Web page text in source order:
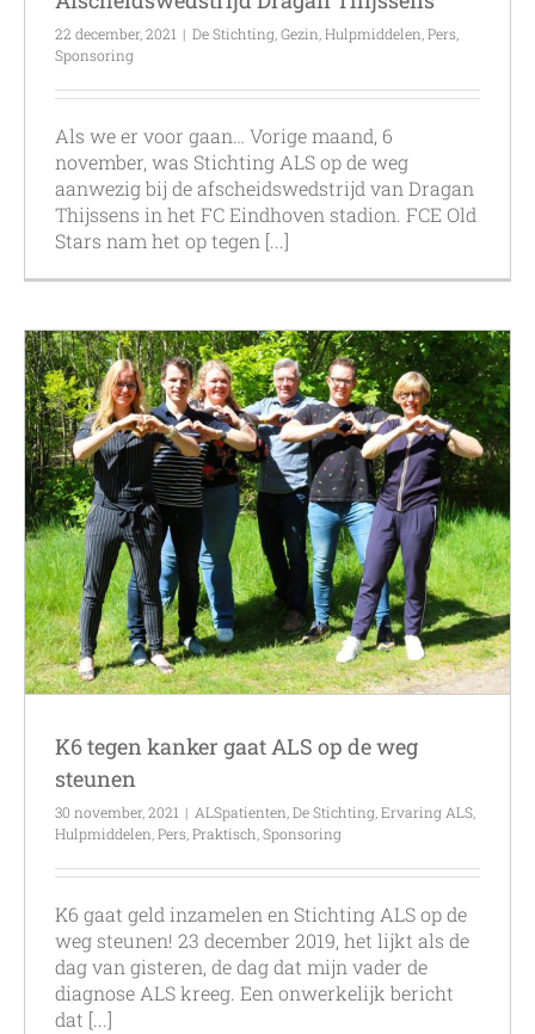
22 december, 2021 | De Stichting Gezin Hulpmiddelen Pers
Sponsoring
Als we er voor gaan… Vorige maand, 6
november, was Stichting ALS op de weg
aanwezig bij de afscheidswedstrijd van Dragan
Thijssens in het FC Eindhoven stadion. FCE Old
Stars nam het op tegen [...]
K6 tegen kanker gaat ALS op de weg
steunen
30 november, 2021 | ALSpatienten,De Stichting,Ervaring ALS,
Hulpmiddelen,Pers,Praktisch,Sponsoring
K6 gaat geld inzamelen en Stichting ALS op de
weg steunen! 23 december 2019, het lijkt als de
dag van gisteren, de dag dat mijn vader de
diagnose ALS kreeg. Een onwerkelijk bericht
dat [...]